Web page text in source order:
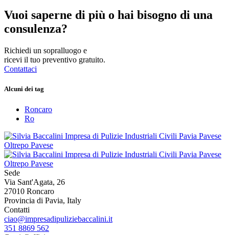
Vuoi saperne di più o hai bisogno di una
consulenza?
Richiedi un sopralluogo e
ricevi il tuo preventivo gratuito.
Contattaci
Alcuni dei tag
Roncaro
Ro
Sede
Via Sant'Agata, 26
27010 Roncaro
Provincia di Pavia, Italy
Contatti
ciao@impresadipuliziebaccalini.it
351 8869 562